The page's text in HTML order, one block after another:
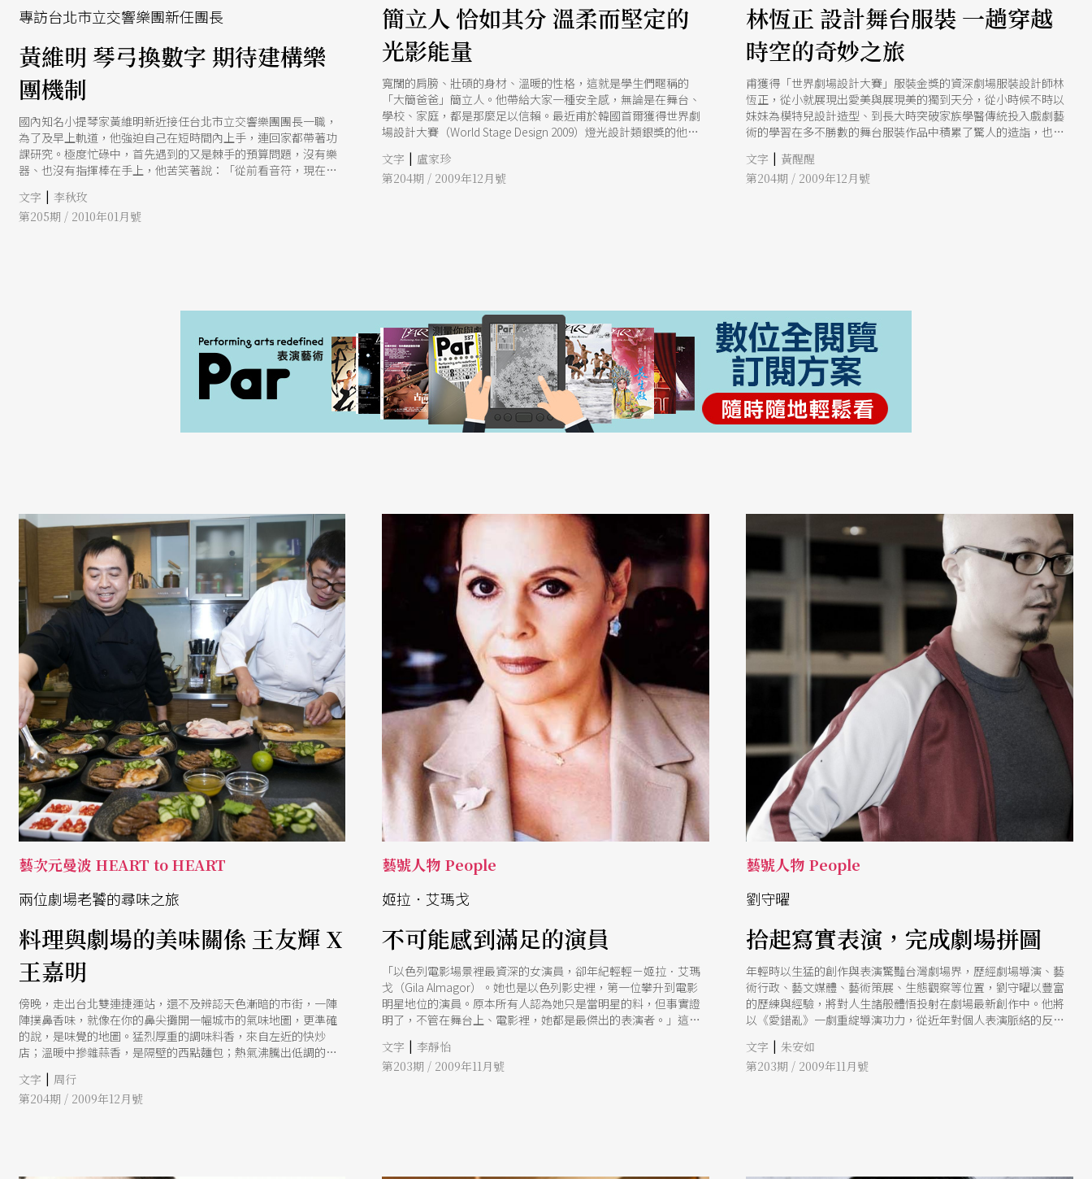
專訪台北市立交響樂團新任團長
黃維明 琴弓換數字 期待建構樂
團機制
國內知名小提琴家黃維明新近接任台北市立交響樂團團長一職，
為了及早上軌道，他強迫自己在短時間內上手，連回家都帶著功
課研究。極度忙碌中，首先遇到的又是棘手的預算問題，沒有樂
器、也沒有指揮棒在手上，他苦笑著說：「從前看音符，現在看
找到好指揮，而樂團也應該建立自己的控管機制。
文字 | 李秋玫
第205期 / 2010年01月號
簡立人 恰如其分 溫柔而堅定的
光影能量
寬闊的肩膀、壯碩的身材、溫暖的性格，這就是學生們暱稱的
「大簡爸爸」簡立人。他帶給大家一種安全感，無論是在舞台、
學校、家庭，都是那麼足以信賴。最近甫於韓國首爾獲得世界劇
場設計大賽（World Stage Design 2009）燈光設計類銀獎的他，
學、創作、興趣外，更清楚瞭解到未來自己要走的方向。
文字 | 盧家珍
第204期 / 2009年12月號
林恆正 設計舞台服裝 一趟穿越
時空的奇妙之旅
甫獲得「世界劇場設計大賽」服裝金獎的資深劇場服裝設計師林
恆正，從小就展現出愛美與展現美的獨到天分，從小時候不時以
妹妹為模特兒設計造型、到長大時突破家族學醫傳統投入戲劇藝
術的學習在多不勝數的舞台服裝作品中積累了驚人的造詣，也造
文字 | 黃醒醒
第204期 / 2009年12月號
藝次元曼波 HEART to HEART
兩位劇場老饕的尋味之旅
料理與劇場的美味關係 王友輝 X
王嘉明
傍晚，走出台北雙連捷運站，還不及辨認天色漸暗的市街，一陣
陣撲鼻香味，就像在你的鼻尖攤開一幅城市的氣味地圖，更準確
的說，是味覺的地圖。猛烈厚重的調味料香，來自左近的快炒
店；溫暖中摻雜蒜香，是隔壁的西點麵包；熱氣沸騰出低調的中
餅、包子饅頭、咖啡茶飲。
文字 | 周行
第204期 / 2009年12月號
藝號人物 People
姬拉．艾瑪戈
不可能感到滿足的演員
「以色列電影場景裡最資深的女演員，卻年紀輕輕－姬拉．艾瑪
戈（Gila Almagor）。她也是以色列影史裡，第一位攀升到電影
明星地位的演員。原本所有人認為她只是當明星的料，但事實證
明了，不管在舞台上、電影裡，她都是最傑出的表演者。」這段
拉夫（Zeev Rav）之首。姬拉．艾瑪戈，今日被讚譽為「以色列
影壇第一夫人」。在五十三年的表演生涯裡，她參與千次演出，
文字 | 李靜怡
第203期 / 2009年11月號
藝號人物 People
劉守曜
拾起寫實表演，完成劇場拼圖
年輕時以生猛的創作與表演驚豔台灣劇場界，歷經劇場導演、藝
術行政、藝文媒體、藝術策展、生態觀察等位置，劉守曜以豐富
的歷練與經驗，將對人生諸般體悟投射在劇場最新創作中。他將
以《愛錯亂》一劇重綻導演功力，從近年對個人表演脈絡的反芻
度，也讓他一反過去作品較為嚴肅的風格，大步邁向喜劇調性，
要帶領觀眾一起，笑看人生無奈。
文字 | 朱安如
第203期 / 2009年11月號